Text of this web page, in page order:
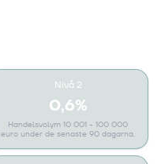
Nivå 2
0,6%
Handelsvolym 10 001 - 100 000
euro under de senaste 90 dagarna.